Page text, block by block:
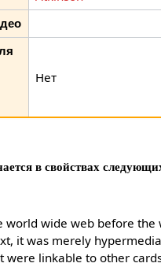
Нет
в свойствах
world wide web before the
it was merely
were linkable to other